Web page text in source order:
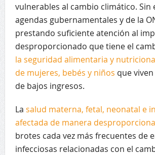
vulnerables al cambio climático. Sin
agendas gubernamentales y de la
prestando suficiente atención al
desproporcionado que tiene el
la seguridad alimentaria y
de mujeres, bebés y niños que
de bajos ingresos.
La salud materna, fetal, neonatal e
afectada de manera
brotes cada vez más frecuentes de
infecciosas relacionadas con el